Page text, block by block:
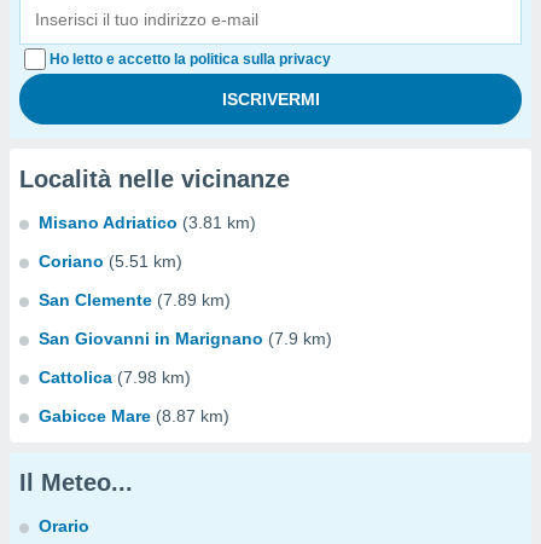
Ho letto e accetto la politica sulla privacy
Località nelle vicinanze
Misano Adriatico (3.81 km)
Coriano (5.51 km)
San Clemente (7.89 km)
San Giovanni in Marignano (7.9 km)
Cattolica (7.98 km)
Gabicce Mare (8.87 km)
Il Meteo...
Orario